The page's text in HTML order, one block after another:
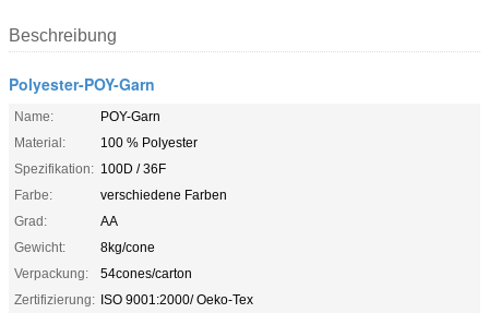
Beschreibung
Polyester-POY-Garn
Name:
POY-Garn
Material:
100 % Polyester
Spezifikation: 100D / 36F
Farbe:
verschiedene Farben
Grad:
AA
Gewicht:
8kg/cone
Verpackung:
54cones/carton
Zertifizierung: ISO 9001:2000/ Oeko-Tex